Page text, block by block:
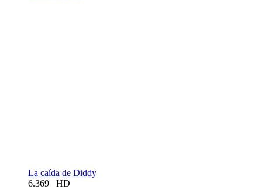
La caída de Diddy
6.369
HD